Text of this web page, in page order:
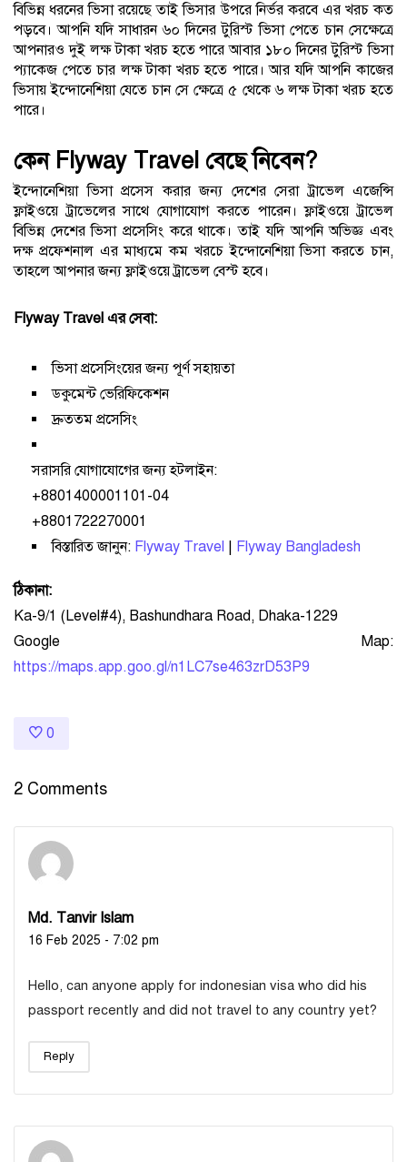
বিভিন্ন ধরনের ভিসা রয়েছে তাই ভিসার উপরে নির্ভর করবে এর খরচ কত
পড়বে। আপনি যদি সাধারন ৬০ দিনের টুরিস্ট ভিসা পেতে চান সেক্ষেত্রে
আপনারও দুই লক্ষ টাকা খরচ হতে পারে আবার ১৮০ দিনের টুরিস্ট ভিসা
প্যাকেজ পেতে চার লক্ষ টাকা খরচ হতে পারে। আর যদি আপনি কাজের
ভিসায় ইন্দোনেশিয়া যেতে চান সে ক্ষেত্রে ৫ থেকে ৬ লক্ষ টাকা খরচ হতে
পারে।
কেন Flyway Travel বেছে নিবেন?
ইন্দোনেশিয়া ভিসা প্রসেস করার জন্য দেশের সেরা ট্রাভেল এজেন্সি
ফ্লাইওয়ে ট্রাভেলের সাথে যোগাযোগ করতে পারেন। ফ্লাইওয়ে ট্রাভেল
বিভিন্ন দেশের ভিসা প্রসেসিং করে থাকে। তাই যদি আপনি অভিজ্ঞ এবং
দক্ষ প্রফেশনাল এর মাধ্যমে কম খরচে ইন্দোনেশিয়া ভিসা করতে চান,
তাহলে আপনার জন্য ফ্লাইওয়ে ট্রাভেল বেস্ট হবে।
Flyway Travel এর সেবা:
ভিসা প্রসেসিংয়ের জন্য পূর্ণ সহায়তা
ডকুমেন্ট ভেরিফিকেশন
দ্রুততম প্রসেসিং
সরাসরি যোগাযোগের জন্য হটলাইন:
+8801400001101-04
+8801722270001
বিস্তারিত জানুন: Flyway Travel Flyway Bangladesh
ঠিকানা:
Ka-9/1 (Level#4), Bashundhara Road, Dhaka-1229
Google Map:
https://maps.app.goo.gl/n1LC7se463zrD53P9
0
2 Comments
Md. Tanvir Islam
16 Feb 2025 - 7:02 pm
Hello, can anyone apply for indonesian visa who did his
passport recently and did not travel to any country yet?
Reply